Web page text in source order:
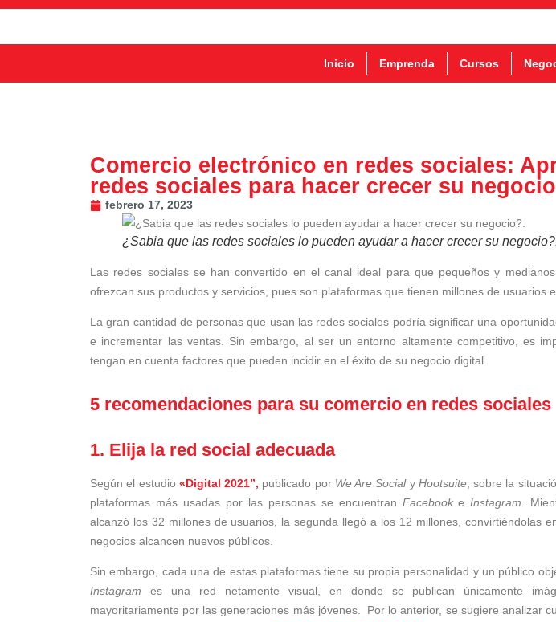
Inicio Emprenda Cursos
Comercio electrónico en redes sociales:
redes sociales para hacer crecer su negocio
febrero 17, 2023
¿Sabia que las redes sociales lo pueden ayudar a hacer crecer su
Las redes sociales se han convertido en el canal ideal para que pequeños y
ofrezcan sus productos y servicios, pues son plataformas que tienen millones de usuarios
La gran cantidad de personas que usan las redes sociales podría significar una
e incrementar las ventas. Sin embargo, al ser un entorno altamente competitivo, es
tengan en cuenta factores que pueden incidir en el éxito de su negocio digital.
5 recomendaciones para su comercio en redes sociales
1. Elija la red social adecuada
Según el estudio «Digital 2021”, publicado por We Are Socialy Hootsuite, sobre la
plataformas más usadas por las personas se encuentran FacebookeInstagram.
alcanzó los 32 millones de usuarios, la segunda llegó a los 12 millones, convirtiéndolas
negocios alcancen nuevos públicos.
Sin embargo, cada una de estas plataformas tiene su propia personalidad y un público
Instagram es una red netamente visual, en donde se publican únicamente
mayoritariamente por las generaciones más jóvenes. Por lo anterior, se sugiere analizar